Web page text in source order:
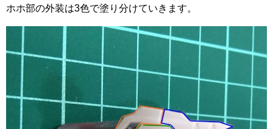
ホホ部の外装は3色で塗り分けていきます。